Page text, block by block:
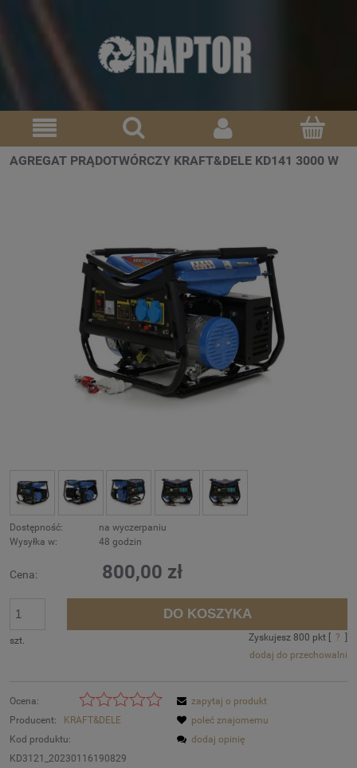
AGREGAT PRĄDOTWÓRCZY KRAFT&DELE KD141 3000 W
Dostępność:
na wyczerpaniu
Wysyłka w:
48 godzin
Cena: 800,00 zł
szt.
DO KOSZYKA
Zyskujesz 800 pkt [ ? ]
dodaj do przechowalni
Ocena:
Producent:
KRAFT&DELE
Kod produktu:
KD3121_20230116190829
zapytaj o produkt
poleć znajomemu
dodaj opinię